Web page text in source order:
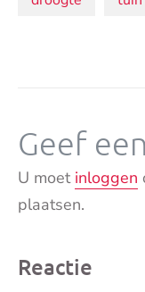
Geef
U moet inloggen
plaatsen.
Reactie